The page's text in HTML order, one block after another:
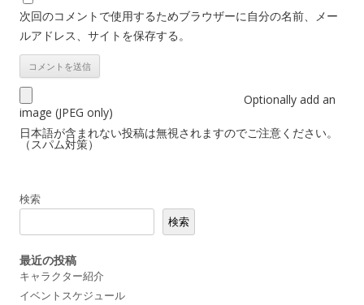
次回のコメントで使用するためブラウザーに自分の名前、メー
ルアドレス、サイトを保存する。
Optionally add an
image (JPEG only)
日本語が含まれない投稿は無視されますのでご注意ください。
（スパム対策）
検索
検索
最近の投稿
キャラクター紹介
イベントスケジュール